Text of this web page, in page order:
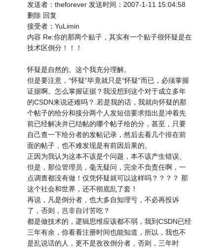
发送者：theforever 发送时间：2007-1-11 15:04:58
删除 回复
接受者：YuLimin
内容 Re:你的那两个贴子，其实有一个贴子很怀疑是在
技术区倒分！！！
怀疑是自然的。这个我充分理解。
但是要注意，“怀疑”毕竟就只是“怀疑”而已，必须掌握
证据啊。怎么掌握证据？我没想到这个对于成立多年
的CSDN来说还难吗？ 若是我的话，我就向怀疑的那
个帖子的给分和接分两个人发短信要求指出是冲着先
前已经解决并已结帖的哪个帖子给的分，甚至，只要
自己查一下给分者的发帖记录，然后去看几个排在前
面的帖子，也不难发现是有前因后果的。
正因为我认为这本不该是个问题，本不该产生错误。
但是，那位管理员，毫无疑问，完全不负责任啊，一
点调查都没有做！仅凭怀疑就可以这样吗？？？？ 那
这个社会和世界，还不彻底乱了套！
再说，凡是倒分者，也大多自知理亏，不必再投诉
了，否则，岂非自讨苦吃？
都是做技术的，逻辑思维应该都不弱，我到CSDN已经
三年有余，你看看注册时间也能知道，所以，我也不
是乱说话的人，更不是孜孜倒分者，否则，三年时